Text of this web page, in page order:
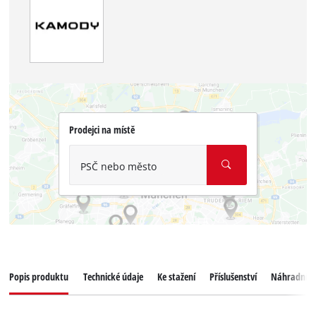
Prodejci na místě
PSČ nebo město
Popis produktu Technické údaje Ke stažení Příslušenství Náhradní